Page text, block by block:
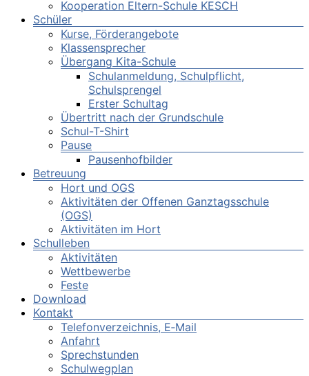
Kooperation Eltern-Schule KESCH
Schüler
Kurse, Förderangebote
Klassensprecher
Übergang Kita-Schule
Schulanmeldung, Schulpflicht,
Schulsprengel
Erster Schultag
Übertritt nach der Grundschule
Schul-T-Shirt
Pause
Pausenhofbilder
Betreuung
Hort und OGS
Aktivitäten der Offenen Ganztagsschule
(OGS)
Aktivitäten im Hort
Schulleben
Aktivitäten
Wettbewerbe
Feste
Download
Kontakt
Telefonverzeichnis, E‑Mail
Anfahrt
Sprechstunden
Schulwegplan